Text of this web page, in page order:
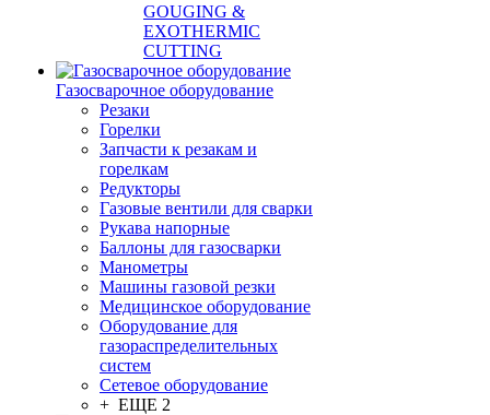
GOUGING &
EXOTHERMIC
CUTTING
Газосварочное оборудование
Резаки
Горелки
Запчасти к резакам и
горелкам
Редукторы
Газовые вентили для сварки
Рукава напорные
Баллоны для газосварки
Манометры
Машины газовой резки
Медицинское оборудование
Оборудование для
газораспределительных
систем
Сетевое оборудование
+ ЕЩЕ 2